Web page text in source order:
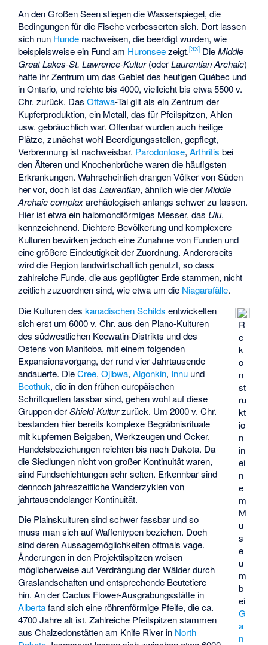
An den Großen Seen stiegen die Wasserspiegel, die
Bedingungen für die Fische verbesserten sich. Dort lassen
sich nun Hunde nachweisen, die beerdigt wurden, wie
beispielsweise ein Fund am Huronseezeigt.[33] DieMiddle
Great Lakes-St. Lawrence-Kultur(oderLaurentian Archaic)
hatte ihr Zentrum um das Gebiet des heutigen Québec und
in Ontario, und reichte bis 4000, vielleicht bis etwa 5500 v.
Chr. zurück. DasOttawa-Tal gilt als ein Zentrum der
Kupferproduktion, ein Metall, das für Pfeilspitzen, Ahlen
usw. gebräuchlich war. Offenbar wurden auch heilige
Plätze, zunächst wohl Beerdigungsstellen, gepflegt,
Verbrennung ist nachweisbar. Parodontose,Arthritis bei
den Älteren und Knochenbrüche waren die häufigsten
Erkrankungen. Wahrscheinlich drangen Völker von Süden
her vor, doch ist dasLaurentian, ähnlich wie derMiddle
Archaic complexarchäologisch anfangs schwer zu fassen.
Hier ist etwa ein halbmondförmiges Messer, das Ulu,
kennzeichnend. Dichtere Bevölkerung und komplexere
Kulturen bewirken jedoch eine Zunahme von Funden und
eine größere Eindeutigkeit der Zuordnung. Andererseits
wird die Region landwirtschaftlich genutzt, so dass
zahlreiche Funde, die aus gepflügter Erde stammen, nicht
zeitlich zuzuordnen sind, wie etwa um die Niagarafälle.
R
e
k
o
n
st
ru
kt
io
n
in
ei
n
e
m
M
u
s
e
u
m
b
ei
G
a
n
Die Kulturen deskanadischen Schilds entwickelten
sich erst um 6000 v. Chr. aus den Plano-Kulturen
des südwestlichen Keewatin-Distrikts und des
Ostens von Manitoba, mit einem folgenden
Expansionsvorgang, der rund vier Jahrtausende
andauerte. DieCree,Ojibwa,Algonkin, Innu und
Beothuk, die in den frühen europäischen
Schriftquellen fassbar sind, gehen wohl auf diese
Gruppen derShield-Kulturzurück. Um 2000 v. Chr.
bestanden hier bereits komplexe Begräbnisrituale
mit kupfernen Beigaben, Werkzeugen und Ocker,
Handelsbeziehungen reichten bis nach Dakota. Da
die Siedlungen nicht von großer Kontinuität waren,
sind Fundschichtungen sehr selten. Erkennbar sind
dennoch jahreszeitliche Wanderzyklen von
jahrtausendelanger Kontinuität.
Die Plainskulturen sind schwer fassbar und so
muss man sich auf Waffentypen beziehen. Doch
sind deren Aussagemöglichkeiten oftmals vage.
Änderungen in den Projektilspitzen weisen
möglicherweise auf Verdrängung der Wälder durch
Graslandschaften und entsprechende Beutetiere
hin. An der Cactus Flower-Ausgrabungsstätte in
Albertafand sich eine röhrenförmige Pfeife, die ca.
4700 Jahre alt ist. Zahlreiche Pfeilspitzen stammen
aus Chalzedonstätten am Knife River in North